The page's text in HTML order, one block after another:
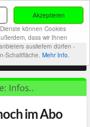
Akzeptieren
können Cookies
dass wir Ihnen
ausliefern dürfen -
Schaltfläche. Mehr Info.
im Abo